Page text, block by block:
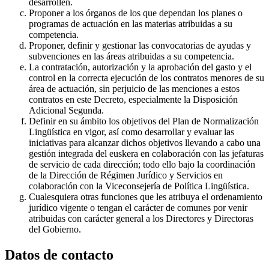
Proponer a los órganos de los que dependan los planes o
programas de actuación en las materias atribuidas a su
competencia.
Proponer, definir y gestionar las convocatorias de ayudas y
subvenciones en las áreas atribuidas a su competencia.
La contratación, autorización y la aprobación del gasto y el
control en la correcta ejecución de los contratos menores de su
área de actuación, sin perjuicio de las menciones a estos
contratos en este Decreto, especialmente la Disposición
Adicional Segunda.
Definir en su ámbito los objetivos del Plan de Normalización
Lingüística en vigor, así como desarrollar y evaluar las
iniciativas para alcanzar dichos objetivos llevando a cabo una
gestión integrada del euskera en colaboración con las jefaturas
de servicio de cada dirección; todo ello bajo la coordinación
de la Dirección de Régimen Jurídico y Servicios en
colaboración con la Viceconsejería de Política Lingüística.
Cualesquiera otras funciones que les atribuya el ordenamiento
jurídico vigente o tengan el carácter de comunes por venir
atribuidas con carácter general a los Directores y Directoras
del Gobierno.
Datos de contacto